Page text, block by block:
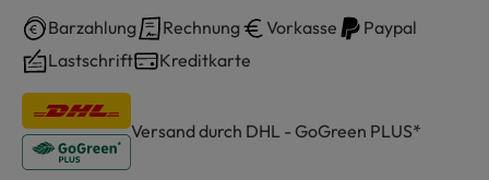
Barzahlung Rechnung Vorkasse
Paypal
Lastschrift
Kreditkarte
Versand durch DHL - GoGreen PLUS*